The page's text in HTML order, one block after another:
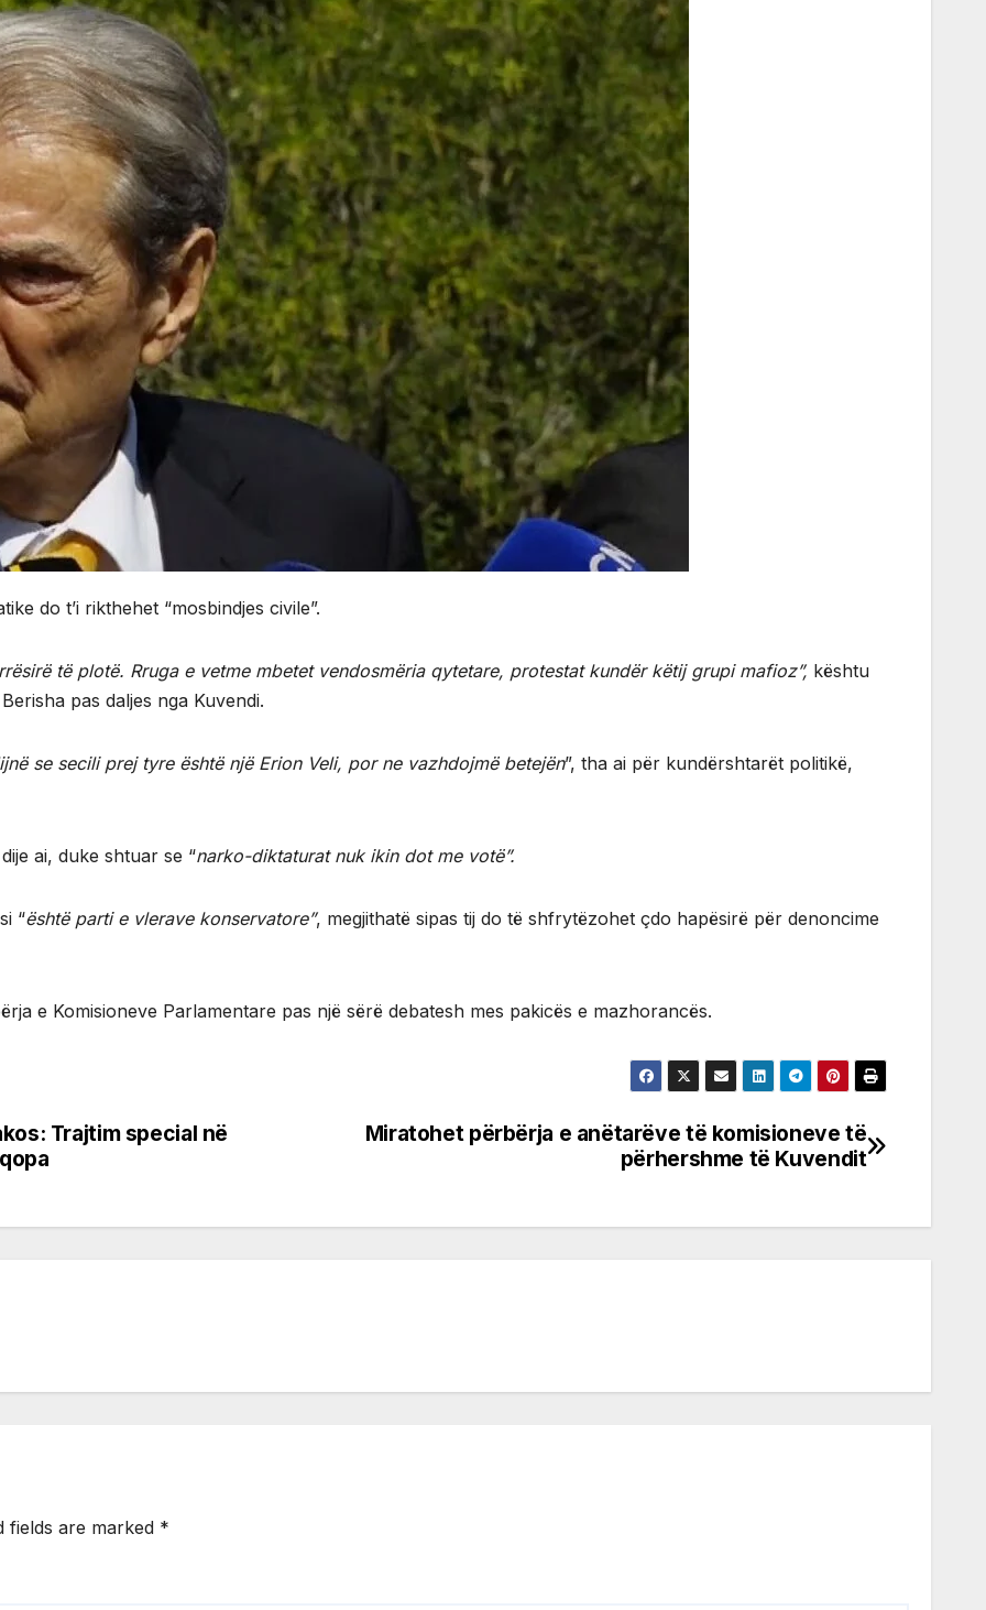
do t’i rikthehet “mosbindjes civile”.
të plotë. Rruga e vetme mbetet vendosmëria qytetare, protestat kundër këtij grupi mafioz”, kështu
pas daljes nga Kuvendi.
se secili prej tyre është një Erion Veli, por ne vazhdojmë betejën”, tha ai për kundërshtarët politikë,
ai, duke shtuar se “narko-diktaturat nuk ikin dot me votë”.
“është parti e vlerave konservatore”, megjithatë sipas tij do të shfrytëzohet çdo hapësirë për denoncime
e Komisioneve Parlamentare pas një sërë debatesh mes pakicës e mazhorancës.
Miratohet përbërja e anëtarëve të komisioneve të
përhershme të Kuvendit
Trajtim special në
fields are marked *